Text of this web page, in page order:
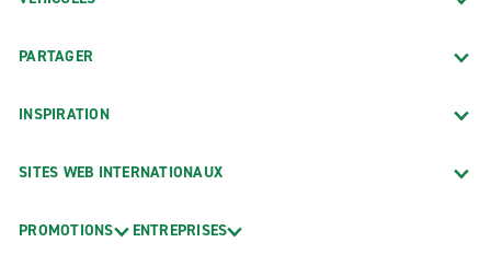
PARTAGER
INSPIRATION
SITES WEB INTERNATIONAUX
PROMOTIONS ENTREPRISES